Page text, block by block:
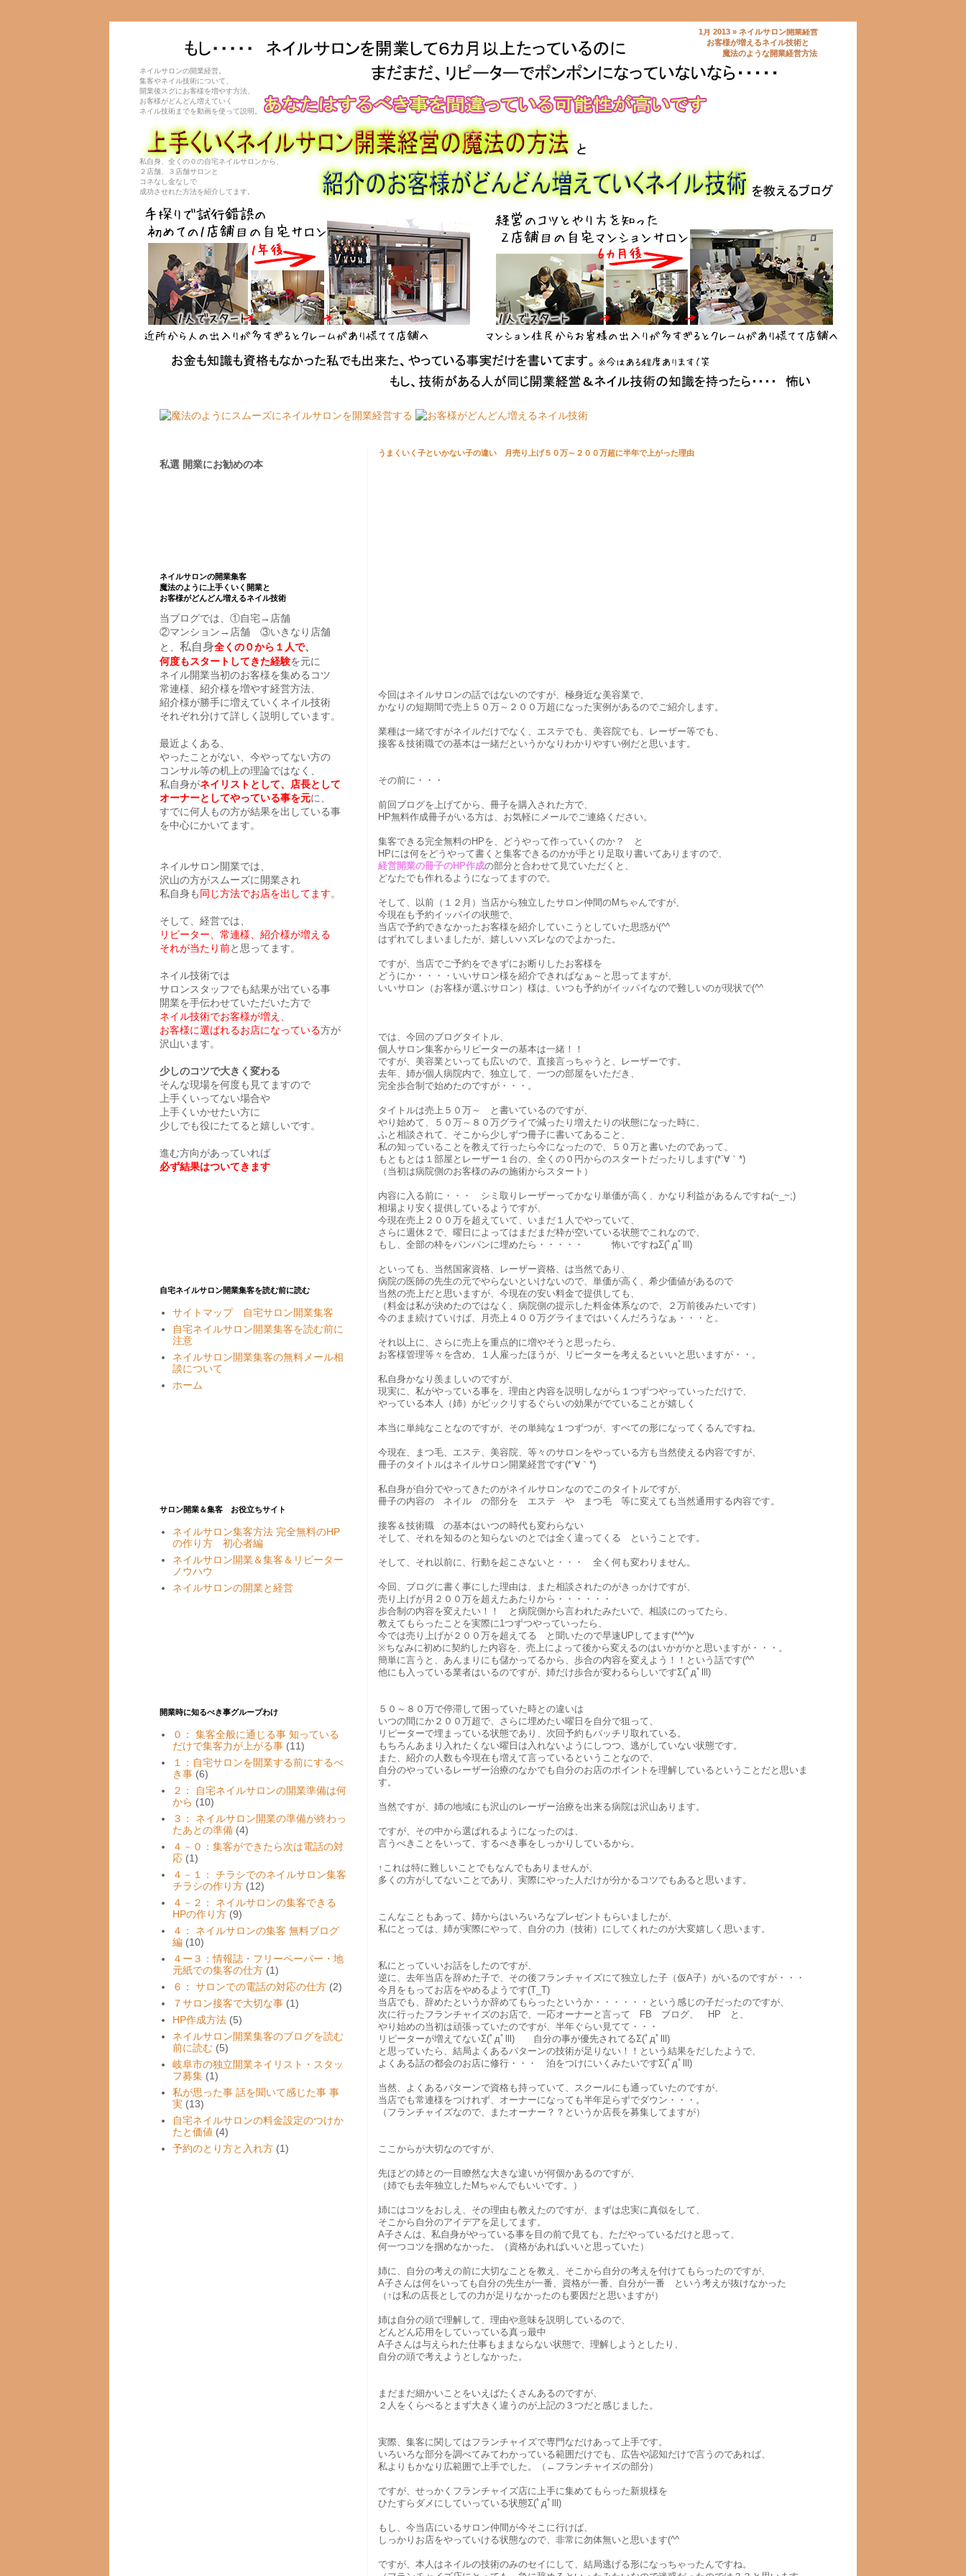
1月 2013 » ネイルサロン開業経営
お客様が増えるネイル技術と
魔法のような開業経営方法
ネイルサロンの開業経営。
集客やネイル技術について、
開業後スグにお客様を増やす方法、
お客様がどんどん増えていく
ネイル技術までを動画を使って説明。
私自身、全くの０の自宅ネイルサロンから、
２店舗、３店舗サロンと
コネなし金なしで
成功させれた方法を紹介してます。
うまくいく子といかない子の違い 月売り上げ５０万～２００万超に半年で上がった理由
今回はネイルサロンの話ではないのですが、極身近な美容業で、
かなりの短期間で売上５０万～２００万超になった実例があるのでご紹介します。
業種は一緒ですがネイルだけでなく、エステでも、美容院でも、レーザー等でも、
接客＆技術職での基本は一緒だというかなりわかりやすい例だと思います。
その前に・・・
前回ブログを上げてから、冊子を購入された方で、
HP無料作成冊子がいる方は、お気軽にメールでご連絡ください。
集客できる完全無料のHPを、どうやって作っていくのか？ と
HPには何をどうやって書くと集客できるのかが手とり足取り書いてありますので、
経営開業の冊子のHP作成の部分と合わせて見ていただくと、
どなたでも作れるようになってますので。
そして、以前（１２月）当店から独立したサロン仲間のMちゃんですが、
今現在も予約イッパイの状態で、
当店で予約できなかったお客様を紹介していこうとしていた思惑が(^^ゞ
はずれてしまいましたが、嬉しいハズレなのでよかった。
ですが、当店でご予約をできずにお断りしたお客様を
どうにか・・・・いいサロン様を紹介できればなぁ～と思ってますが、
いいサロン（お客様が選ぶサロン）様は、いつも予約がイッパイなので難しいのが現状で(^^ゞ
では、今回のブログタイトル、
個人サロン集客からリピーターの基本は一緒！！
ですが、美容業といっても広いので、直接言っちゃうと、レーザーです。
去年、姉が個人病院内で、独立して、一つの部屋をいただき、
完全歩合制で始めたのですが・・・。
タイトルは売上５０万～ と書いているのですが、
やり始めて、５０万～８０万グライで減ったり増えたりの状態になった時に、
ふと相談されて、そこから少しずつ冊子に書いてあること、
私の知っていることを教えて行ったら今になったので、５０万と書いたのであって、
もともとは１部屋とレーザー１台の、全くの０円からのスタートだったりします(*´∀｀*)
（当初は病院側のお客様のみの施術からスタート）
内容に入る前に・・・ シミ取りレーザーってかなり単価が高く、かなり利益があるんですね(~_~;)
相場より安く提供しているようですが、
今現在売上２００万を超えていて、いまだ１人でやっていて、
さらに週休２で、曜日によってはまだまだ枠が空いている状態でこれなので、
もし、全部の枠をパンパンに埋めたら・・・・・ 怖いですねΣ(ﾟдﾟlll)
といっても、当然国家資格、レーザー資格、は当然であり、
病院の医師の先生の元でやらないといけないので、単価が高く、希少価値があるので
当然の売上だと思いますが、今現在の安い料金で提供しても、
（料金は私が決めたのではなく、病院側の提示した料金体系なので、２万前後みたいです）
今のまま続けていけば、月売上４００万グライまではいくんだろうなぁ・・・と。
それ以上に、さらに売上を重点的に増やそうと思ったら、
お客様管理等々を含め、１人雇ったほうが、リピーターを考えるといいと思いますが・・。
私自身かなり羨ましいのですが、
現実に、私がやっている事を、理由と内容を説明しながら１つずつやっていっただけで、
やっている本人（姉）がビックリするぐらいの効果がでていることが嬉しく
本当に単純なことなのですが、その単純な１つずつが、すべての形になってくるんですね。
今現在、まつ毛、エステ、美容院、等々のサロンをやっている方も当然使える内容ですが、
冊子のタイトルはネイルサロン開業経営です(*´∀｀*)
私自身が自分でやってきたのがネイルサロンなのでこのタイトルですが、
冊子の内容の ネイル の部分を エステ や まつ毛 等に変えても当然通用する内容です。
接客＆技術職 の基本はいつの時代も変わらない
そして、それを知るのと知らないのとでは全く違ってくる ということです。
そして、それ以前に、行動を起こさないと・・・ 全く何も変わりません。
今回、ブログに書く事にした理由は、また相談されたのがきっかけですが、
売り上げが月２００万を超えたあたりから・・・・・・
歩合制の内容を変えたい！！ と病院側から言われたみたいで、相談にのってたら、
教えてもらったことを実際に1つずつやっていったら、
今では売り上げが２００万を超えてる と聞いたので早速UPしてます(*^^)v
※ちなみに初めに契約した内容を、売上によって後から変えるのはいかがかと思いますが・・・。
簡単に言うと、あんまりにも儲かってるから、歩合の内容を変えよう！！という話です(^^ゞ
他にも入っている業者はいるのですが、姉だけ歩合が変わるらしいですΣ(ﾟдﾟlll)
５０～８０万で停滞して困っていた時との違いは
いつの間にか２００万超で、さらに埋めたい曜日を自分で狙って、
リピーターで埋まっている状態であり、次回予約もバッチリ取れている。
もちろんあまり入れたくない曜日は入れないようにしつつ、逃がしていない状態です。
また、紹介の人数も今現在も増えて言っているということなので、
自分のやっているレーザー治療のなかでも自分のお店のポイントを理解しているということだと思いま
す。
当然ですが、姉の地域にも沢山のレーザー治療を出来る病院は沢山あります。
ですが、その中から選ばれるようになったのは、
言うべきことをいって、するべき事をしっかりしているから。
↑これは特に難しいことでもなんでもありませんが、
多くの方がしてないことであり、実際にやった人だけが分かるコツでもあると思います。
こんなこともあって、姉からはいろいろなプレゼントもらいましたが、
私にとっては、姉が実際にやって、自分の力（技術）にしてくれたのが大変嬉しく思います。
私にとっていいお話をしたのですが、
逆に、去年当店を辞めた子で、その後フランチャイズにて独立した子（仮A子）がいるのですが・・・
今月をもってお店をやめるようです(T_T)
当店でも、辞めたというか辞めてもらったというか・・・・・・という感じの子だったのですが、
次に行ったフランチャイズのお店で、一応オーナーと言って FB ブログ、 HP と、
やり始めの当初は頑張っていたのですが、半年ぐらい見てて・・・
リピーターが増えてないΣ(ﾟдﾟlll) 自分の事が優先されてるΣ(ﾟдﾟlll)
と思っていたら、結局よくあるパターンの技術が足りない！！という結果をだしたようで、
よくある話の都会のお店に修行・・・ 泊をつけにいくみたいですΣ(ﾟдﾟlll)
当然、よくあるパターンで資格も持っていて、スクールにも通っていたのですが、
当店でも常連様をつけれず、オーナーになっても半年足らずでダウン・・・。
（フランチャイズなので、またオーナー？？というか店長を募集してますが）
ここからが大切なのですが、
先ほどの姉との一目瞭然な大きな違いが何個かあるのですが、
（姉でも去年独立したMちゃんでもいいです。）
姉にはコツをおしえ、その理由も教えたのですが、まずは忠実に真似をして、
そこから自分のアイデアを足してます。
A子さんは、私自身がやっている事を目の前で見ても、ただやっているだけと思って、
何一つコツを掴めなかった。（資格があればいいと思っていた）
姉に、自分の考えの前に大切なことを教え、そこから自分の考えを付けてもらったのですが、
A子さんは何をいっても自分の先生が一番、資格が一番、自分が一番 という考えが抜けなかった
（↑は私の店長としての力が足りなかったのも要因だと思いますが）
姉は自分の頭で理解して、理由や意味を説明しているので、
どんどん応用をしていっている真っ最中
A子さんは与えられた仕事もままならない状態で、理解しようとしたり、
自分の頭で考えようとしなかった。
まだまだ細かいことをいえばたくさんあるのですが、
２人をくらべるとまず大きく違うのが上記の３つだと感じました。
実際、集客に関してはフランチャイズで専門なだけあって上手です。
いろいろな部分を調べてみてわかっている範囲だけでも、広告や認知だけで言うのであれば、
私よりもかなり広範囲で上手でした。（←フランチャイズの部分）
ですが、せっかくフランチャイズ店に上手に集めてもらった新規様を
ひたすらダメにしていっている状態Σ(ﾟдﾟlll)
もし、今当店にいるサロン仲間が今そこに行けば、
しっかりお店をやっていける状態なので、非常に勿体無いと思います(^^ゞ
ですが、本人はネイルの技術のみのセイにして、結局逃げる形になっちゃったんですね。
私選 開業にお勧めの本
ネイルサロンの開業集客
魔法のように上手くいく開業と
お客様がどんどん増えるネイル技術
当ブログでは、①自宅→店舗
②マンション→店舗 ③いきなり店舗
と、 私自身全くの０から １人で、
何度もスタートしてきた経験を元に
ネイル開業当初のお客様を集めるコツ
常連様、紹介様を増やす経営方法、
紹介様が勝手に増えていくネイル技術
それぞれ分けて詳しく説明しています。
最近よくある、
やったことがない、今やってない方の
コンサル等の机上の理論ではなく、
私自身がネイリストとして、店長として
オーナーとしてやっている事を元に、
すでに何人もの方が結果を出している事
を中心にかいてます。
ネイルサロン開業では、
沢山の方がスムーズに開業され
私自身も 同じ方法でお店を出してます。
そして、経営では、
リピーター、常連様、紹介様が増える
それが当たり前と思ってます。
ネイル技術では
サロンスタッフでも結果が出ている事
開業を手伝わせていただいた方で
ネイル技術でお客様が増え
お客様に選ばれるお店になっている方が
沢山います。
少しのコツで大きく変わる
そんな現場を何度も見てますので
上手くいってない場合や
上手くいかせたい方に
少しでも役にたてると嬉しいです。
進む方向があっていれば
必ず結果はついてきます
自宅ネイルサロン開業集客を読む前に読む
サイトマップ 自宅サロン開業集客
自宅ネイルサロン開業集客を読む前に
注意
ネイルサロン開業集客の無料メール相
談について
ホーム
サロン開業＆集客 お役立ちサイト
ネイルサロン集客方法 完全無料のHP
の作り方 初心者編
ネイルサロン開業＆集客＆リピーター
ノウハウ
ネイルサロンの開業と経営
開業時に知るべき事グループわけ
０： 集客全般に通じる事 知っている
だけで集客力が上がる事 (11)
１：自宅サロンを開業する前にするべ
き事 (6)
２： 自宅ネイルサロンの開業準備は何
から (10)
３： ネイルサロン開業の準備が終わっ
たあとの準備 (4)
４－０：集客ができたら次は電話の対
応 (1)
４－１： チラシでのネイルサロン集客
チラシの作り方 (12)
４－２： ネイルサロンの集客できる
HPの作り方 (9)
４： ネイルサロンの集客 無料ブログ
編 (10)
４ー３：情報誌・フリーペーパー・地
元紙での集客の仕方 (1)
６： サロンでの電話の対応の仕方 (2)
７サロン接客で大切な事 (1)
HP作成方法 (5)
ネイルサロン開業集客のブログを読む
前に読む (5)
岐阜市の独立開業ネイリスト・スタッ
フ募集 (1)
私が思った事 話を聞いて感じた事 事
実 (13)
自宅ネイルサロンの料金設定のつけか
たと価値 (4)
予約のとり方と入れ方 (1)